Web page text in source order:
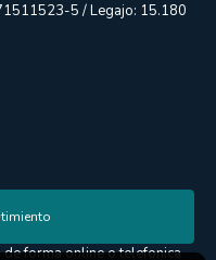
5 / Legajo: 15.180
forma online o telefonica